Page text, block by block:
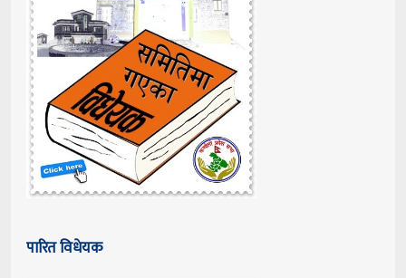
पारित विधेयक